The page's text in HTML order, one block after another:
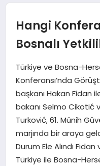
EĞITIM
EKONOMI
MAGAZIN
SAĞLIK
Hangi
Bosnalı
Türkiye ve Bosna-
Konferansı’nda
başkanı Hakan Fidan
bakanı Selmo Cikotić
Turković, 61. Münih
marjında bir araya
Durum Ele Alındı
Türkiye ile Bosna-